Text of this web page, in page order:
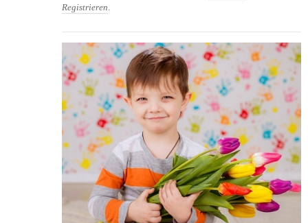
Registrieren.